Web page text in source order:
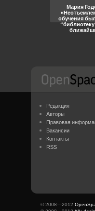
Мария
обучения
Редакция
Авторы
Правовая
Вакансии
Контакты
RSS
© 2008—2012